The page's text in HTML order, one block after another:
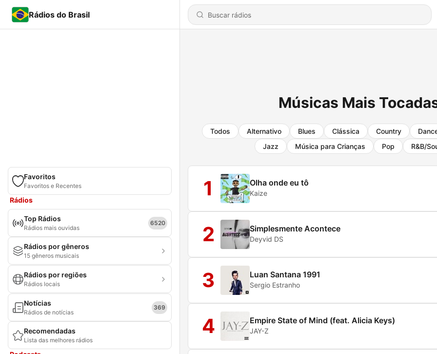
Rádios do Brasil
Favoritos
Favoritos e Recentes
Rádios
Top Rádios
Rádios mais ouvidas
6520
Rádios por gêneros
15 gêneros musicais
Rádios por regiões
Rádios locais
Notícias
Rádios de notícias
369
Recomendadas
Lista das melhores rádios
Músicas Mais
Todos Alternativo Blues Clássica Country
Jazz
Música para Crianças Pop R&B/
1 Olha onde eu tô
Kaize
2 Simplesmente Acontece
Deyvid DS
3 Luan Santana 1991
Sergio Estranho
4 Empire State of Mind (feat. Alicia Keys)
JAY-Z